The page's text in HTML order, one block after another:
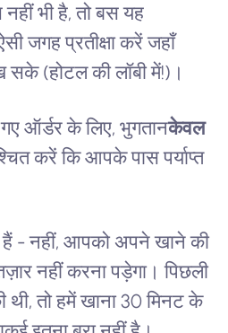
भी है, तो बस यह
जगह प्रतीक्षा करें जहाँ
सके (होटल की लॉबी में!)।
ऑर्डर के लिए, भुगतानकेवल
करें कि आपके पास पर्याप्त
- नहीं, आपको अपने खाने की
नहीं करना पड़ेगा। पिछली
थी, तो हमें खाना 30 मिनट के